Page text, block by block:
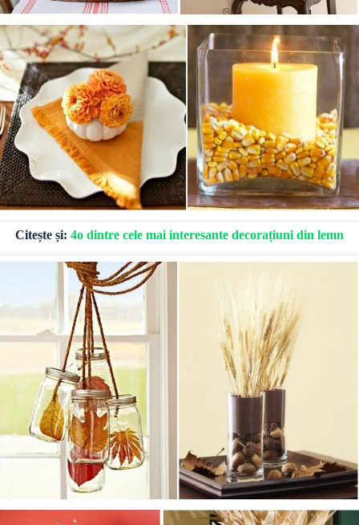
Citește și: 4o dintre cele mai interesante decorațiuni din lemn